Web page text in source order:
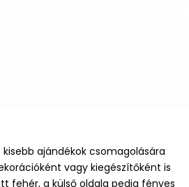
ajándékok csomagolására
vagy kiegészítőként is
fehér, a külső oldala pedig fényes